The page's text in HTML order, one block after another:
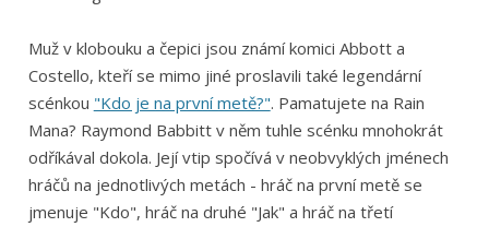
Muž v klobouku a čepici jsou známí komici Abbott a
Costello, kteří se mimo jiné proslavili také legendární
scénkou "Kdo je na první metě?". Pamatujete na Rain
Mana? Raymond Babbitt v něm tuhle scénku mnohokrát
odříkával dokola. Její vtip spočívá v neobvyklých jménech
hráčů na jednotlivých metách - hráč na první metě se
jmenuje "Kdo", hráč na druhé "Jak" a hráč na třetí